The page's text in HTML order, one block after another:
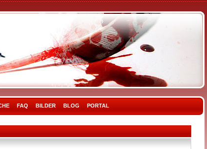
FAQ BILDER BLOG PORTAL